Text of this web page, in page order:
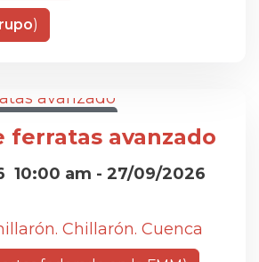
)
ferratas avanzado
10:00 am - 27/09/2026
Chillarón. Cuenca